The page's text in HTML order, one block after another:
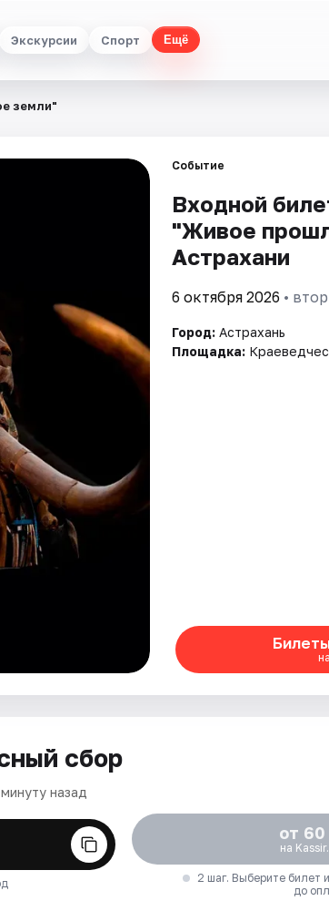
Экскурсии Спорт Ещё
земли"
Событие
Входной
"Живое
Астрахани
6 октября 2026 •
Город: Астрахань
Площадка:
сбор
назад
от 60
на
2 шаг. Выберите билет
до